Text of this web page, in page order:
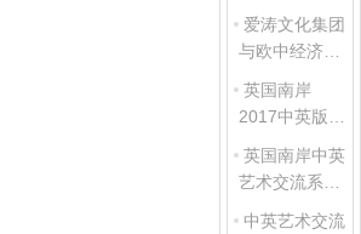
交流展获得新
华社、人民网
等多家主流新
闻媒体报道
爱涛文化集团
与欧中经济文
化发展中心共
同探讨中英文
化交流新模式
英国南岸
2017中英版画
交流展在伦敦
Bankside
Gallery举行
英国南岸中英
艺术交流系列
展——2017版
中英艺术交流